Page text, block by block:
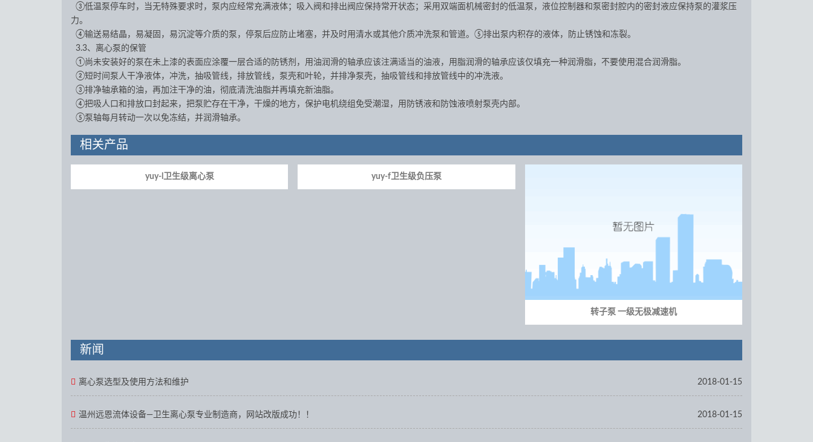
③低温泵停车时，当无特殊要求时，泵内应经常充满液体；吸入阀和排出阀应保持常开状态；采用双端面机械密封的低温泵，液位控制器和泵密封腔内的密封液应保持泵的灌浆压
力。
④输送易结晶，易凝固，易沉淀等介质的泵，停泵后应防止堵塞，并及时用清水或其他介质冲洗泵和管道。⑤排出泵内积存的液体，防止锈蚀和冻裂。
3.3、离心泵的保管
①尚未安装好的泵在未上漆的表面应涂覆一层合适的防锈剂，用油润滑的轴承应该注满适当的油液，用脂润滑的轴承应该仅填充一种润滑脂，不要使用混合润滑脂。
②短时间泵人干净液体，冲洗，抽吸管线，排放管线，泵壳和叶轮，并排净泵壳，抽吸管线和排放管线中的冲洗液。
③排净轴承箱的油，再加注干净的油，彻底清洗油脂并再填充新油脂。
④把吸人口和排放口封起来，把泵贮存在干净，干燥的地方，保护电机绕组免受潮湿，用防锈液和防蚀液喷射泵壳内部。
⑤泵轴每月转动一次以免冻结，并润滑轴承。
相关产品
yuy-l卫生级离心泵 yuy-f卫生级负压泵
转子泵 一级无极减速机
新闻
离心泵选型及使用方法和维护 2018-01-15
温州远恩流体设备—卫生离心泵专业制造商，网站改版成功！！ 2018-01-15